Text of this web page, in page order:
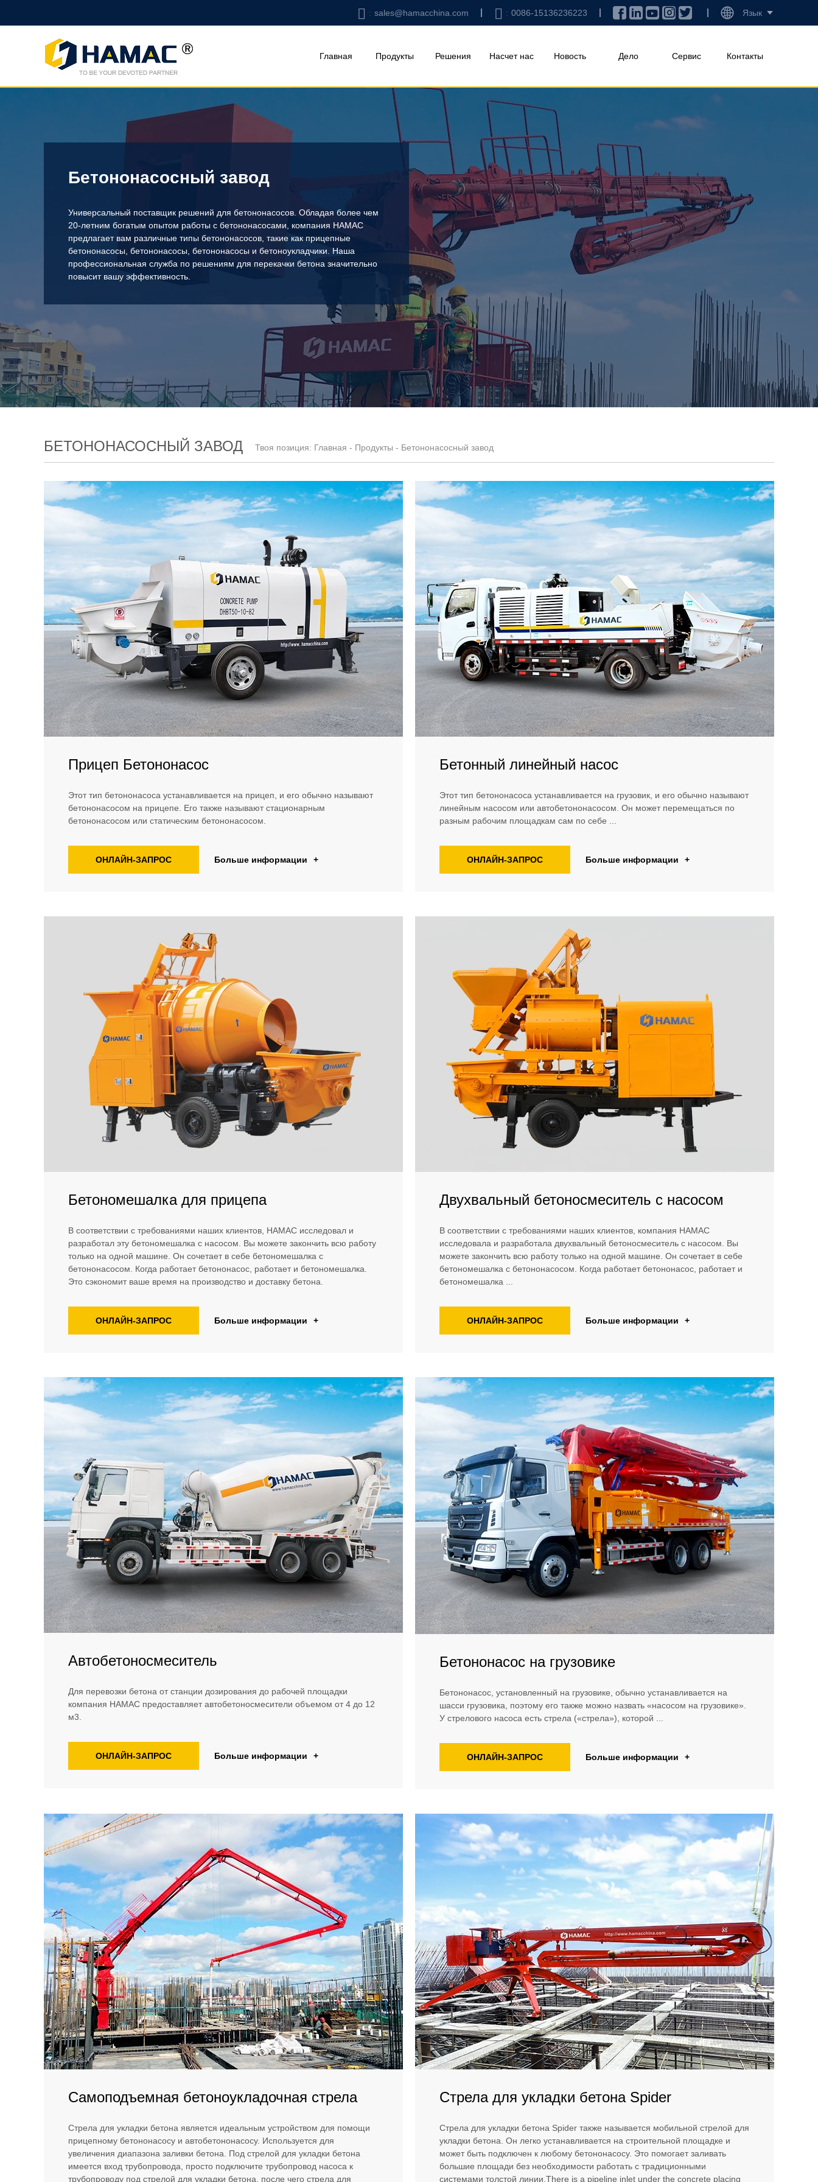
sales@hamacchina.com 0086-15136236223 Язык
Главная Продукты Решения Насчет нас Новость Дело Сервис Контакты
Бетононасосный завод
Универсальный поставщик решений для бетононасосов. Обладая более чем
20-летним богатым опытом работы с бетононасосами, компания HAMAC
предлагает вам различные типы бетононасосов, такие как прицепные
бетононасосы, бетононасосы, бетононасосы и бетоноукладчики. Наша
профессиональная служба по решениям для перекачки бетона значительно
повысит вашу эффективность.
БЕТОНОНАСОСНЫЙ ЗАВОД Твоя позиция: Главная - Продукты - Бетононасосный завод
Прицеп Бетононасос
Этот тип бетононасоса устанавливается на прицеп, и его обычно называют
бетононасосом на прицепе. Его также называют стационарным
бетононасосом или статическим бетононасосом.
ОНЛАЙН-ЗАПРОС Больше информации +
Бетонный линейный насос
Этот тип бетононасоса устанавливается на грузовик, и его обычно называют
линейным насосом или автобетононасосом. Он может перемещаться по
разным рабочим площадкам сам по себе ...
ОНЛАЙН-ЗАПРОС Больше информации +
Бетономешалка для прицепа
В соответствии с требованиями наших клиентов, HAMAC исследовал и
разработал эту бетономешалка с насосом. Вы можете закончить всю работу
только на одной машине. Он сочетает в себе бетономешалка с
бетононасосом. Когда работает бетононасос, работает и бетономешалка.
Это сэкономит ваше время на производство и доставку бетона.
ОНЛАЙН-ЗАПРОС Больше информации +
Двухвальный бетоносмеситель с насосом
В соответствии с требованиями наших клиентов, компания HAMAC
исследовала и разработала двухвальный бетоносмеситель с насосом. Вы
можете закончить всю работу только на одной машине. Он сочетает в себе
бетономешалка с бетононасосом. Когда работает бетононасос, работает и
бетономешалка ...
ОНЛАЙН-ЗАПРОС Больше информации +
Автобетоносмеситель
Для перевозки бетона от станции дозирования до рабочей площадки
компания HAMAC предоставляет автобетоносмесители объемом от 4 до 12
м3.
ОНЛАЙН-ЗАПРОС Больше информации +
Бетононасос на грузовике
Бетононасос, установленный на грузовике, обычно устанавливается на
шасси грузовика, поэтому его также можно назвать «насосом на грузовике».
У стрелового насоса есть стрела («стрела»), которой ...
ОНЛАЙН-ЗАПРОС Больше информации +
Самоподъемная бетоноукладочная стрела
Стрела для укладки бетона является идеальным устройством для помощи
прицепному бетононасосу и автобетононасосу. Используется для
увеличения диапазона заливки бетона. Под стрелой для укладки бетона
имеется вход трубопровода, просто подключите трубопровод насоса к
трубопроводу под стрелой для укладки бетона, после чего стрела для
Стрела для укладки бетона Spider
Стрела для укладки бетона Spider также называется мобильной стрелой для
укладки бетона. Он легко устанавливается на строительной площадке и
может быть подключен к любому бетононасосу. Это помогает заливать
большие площади без необходимости работать с традиционными
системами толстой линии.There is a pipeline inlet under the concrete placing